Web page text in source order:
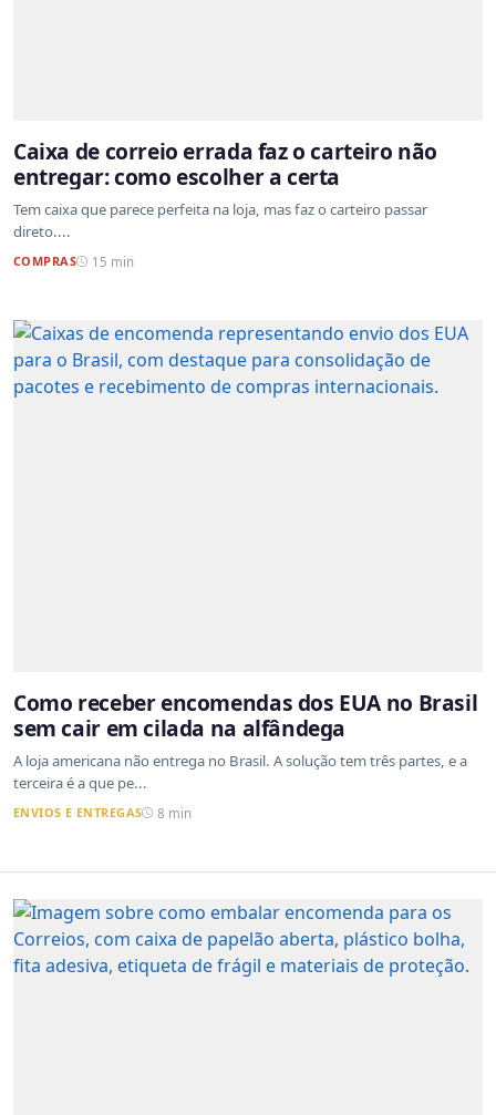
Caixa de correio errada faz o carteiro não
entregar: como escolher a certa
Tem caixa que parece perfeita na loja, mas faz o carteiro passar
direto....
COMPRAS 15 min
Como receber encomendas dos EUA no Brasil
sem cair em cilada na alfândega
A loja americana não entrega no Brasil. A solução tem três partes, e a
terceira é a que pe...
ENVIOS E ENTREGAS 8 min